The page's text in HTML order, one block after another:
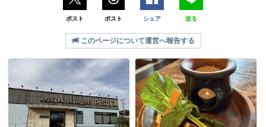
ポスト ポスト シェア 送る
このページについて運営へ報告する